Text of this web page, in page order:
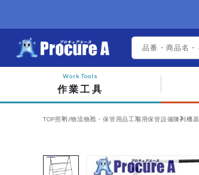
作業工具
TOP照明/物流物流・保管用品工場用保管設備陳列機器